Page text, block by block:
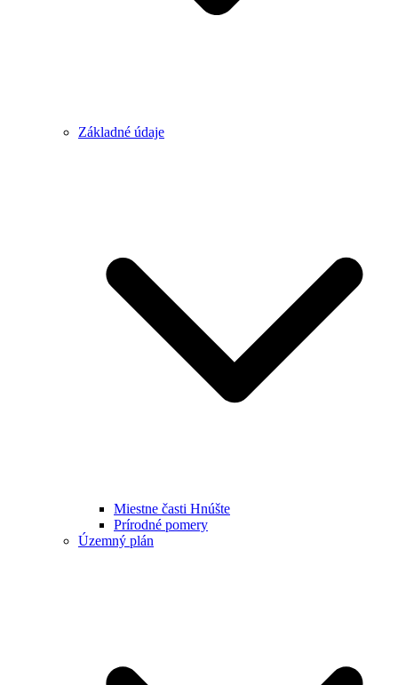
Základné údaje
Miestne časti Hnúšte
Prírodné pomery
Územný plán